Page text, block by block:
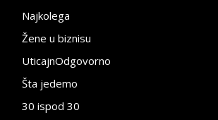
Najkolega
Žene u biznisu
UticajnOdgovorno
Šta jedemo
30 ispod 30